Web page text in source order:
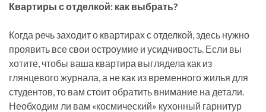
Квартиры с отделкой: как выбрать?
Когда речь заходит о квартирах с отделкой, здесь нужно
проявить все свои остроумие и усидчивость. Если вы
хотите, чтобы ваша квартира выглядела как из
глянцевого журнала, а не как из временного жилья для
студентов, то вам стоит обратить внимание на детали.
Необходим ли вам «космический» кухонный гарнитур